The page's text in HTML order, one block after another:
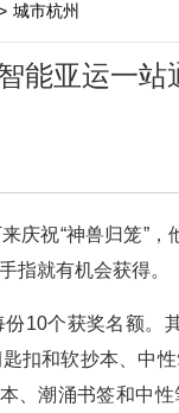
城市杭州
能亚运一站
祝“神兽归笼”，
指就有机会获得。
10个获奖名额。
扣和软抄本、中
、潮涌书签和中